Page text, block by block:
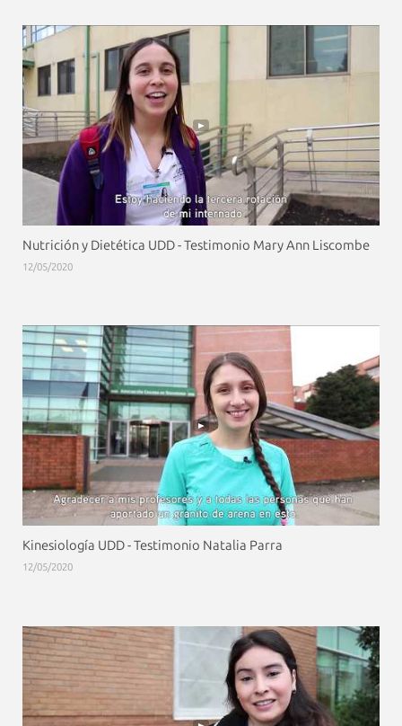
Nutrición y Dietética UDD - Testimonio Mary Ann Liscombe
12/05/2020
Kinesiología UDD - Testimonio Natalia Parra
12/05/2020